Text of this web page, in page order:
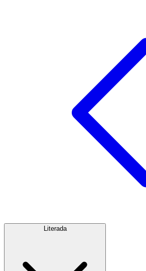
Literada